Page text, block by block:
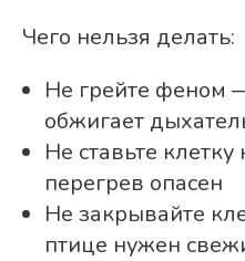
Чего нельзя делать:
Не грейте феном
обжигает
Не ставьте
перегрев опасен
Не закрывайте
птице нужен